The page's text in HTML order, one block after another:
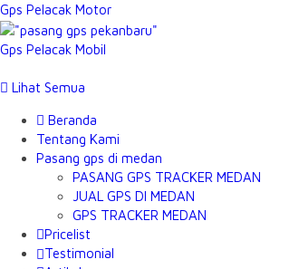
Gps Pelacak Motor
Gps Pelacak Mobil
Lihat Semua
Beranda
Tentang Kami
Pasang gps di medan
PASANG GPS TRACKER MEDAN
JUAL GPS DI MEDAN
GPS TRACKER MEDAN
Pricelist
Testimonial